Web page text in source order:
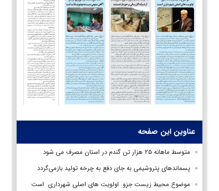
عناوین این صفحه
متوسط ماهانه ۲۵ هزار تن گندم در استان مصرف می شود
پسماندهای پتروشیمی به جای دفع به چرخه تولید باز‌می‌گردد
موضوع محیط زیست جزو اولویت های اصلی شهرداری است